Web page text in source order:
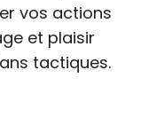
vos actions
et plaisir
tactiques.